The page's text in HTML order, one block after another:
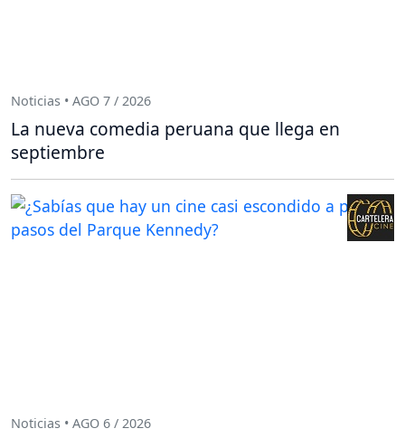
Noticias • AGO 7 / 2026
La nueva comedia peruana que llega en
septiembre
Noticias • AGO 6 / 2026